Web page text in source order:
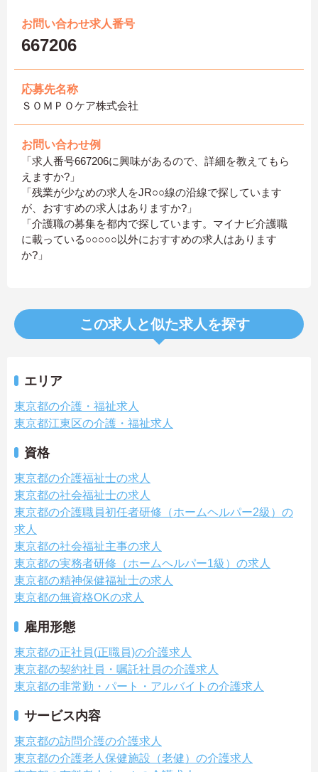
お問い合わせ求人番号
667206
応募先名称
ＳＯＭＰＯケア株式会社
お問い合わせ例
「求人番号667206に興味があるので、詳細を教えてもら
えますか?」
「残業が少なめの求人をJR○○線の沿線で探しています
が、おすすめの求人はありますか?」
「介護職の募集を都内で探しています。マイナビ介護職
に載っている○○○○○以外におすすめの求人はあります
か?」
この求人と似た求人を探す
エリア
東京都の介護・福祉求人
東京都江東区の介護・福祉求人
資格
東京都の介護福祉士の求人
東京都の社会福祉士の求人
東京都の介護職員初任者研修（ホームヘルパー2級）の
求人
東京都の社会福祉主事の求人
東京都の実務者研修（ホームヘルパー1級）の求人
東京都の精神保健福祉士の求人
東京都の無資格OKの求人
雇用形態
東京都の正社員(正職員)の介護求人
東京都の契約社員・嘱託社員の介護求人
東京都の非常勤・パート・アルバイトの介護求人
サービス内容
東京都の訪問介護の介護求人
東京都の介護老人保健施設（老健）の介護求人